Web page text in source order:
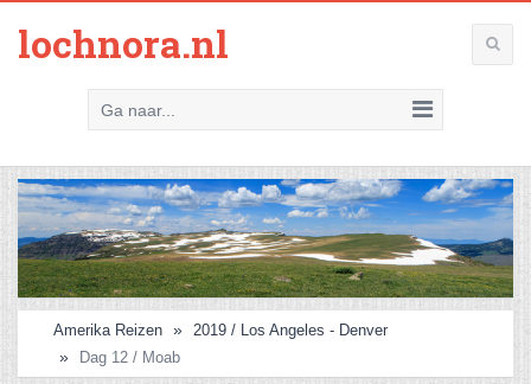
lochnora.nl
Ga naar...
Amerika Reizen
2019 / Los Angeles - Denver
Dag 12 / Moab